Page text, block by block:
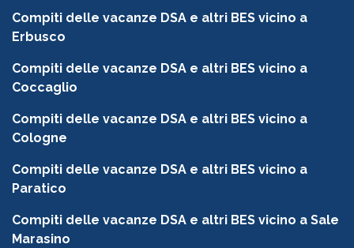
Compiti delle vacanze DSA e altri BES vicino a
Erbusco
Compiti delle vacanze DSA e altri BES vicino a
Coccaglio
Compiti delle vacanze DSA e altri BES vicino a
Cologne
Compiti delle vacanze DSA e altri BES vicino a
Paratico
Compiti delle vacanze DSA e altri BES vicino a Sale
Marasino